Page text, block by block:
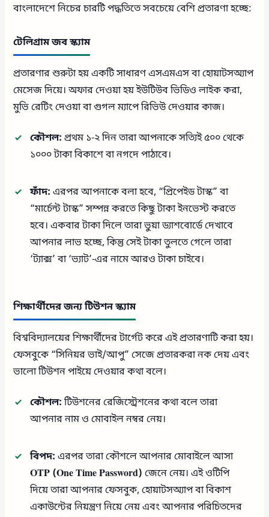
বাংলাদেশে নিচের চারটি পদ্ধতিতে সবচেয়ে বেশি প্রতারণা হচ্ছে:
টেলিগ্রাম জব স্ক্যাম
প্রতারণার শুরুটা হয় একটি সাধারণ এসএমএস বা হোয়াটসঅ্যাপ
মেসেজ দিয়ে। অফার দেওয়া হয় ইউটিউব ভিডিও লাইক করা,
মুভি রেটিং দেওয়া বা গুগল ম্যাপে রিভিউ দেওয়ার কাজ।
কৌশল: প্রথম ১-২ দিন তারা আপনাকে সত্যিই ৫০০ থেকে
১০০০ টাকা বিকাশে বা নগদে পাঠাবে।
ফাঁদ: এরপর আপনাকে বলা হবে, “প্রিপেইড টাস্ক” বা
“মার্চেন্ট টাস্ক” সম্পন্ন করতে কিছু টাকা ইনভেস্ট করতে
হবে। একবার টাকা দিলে তারা ভুয়া ড্যাশবোর্ডে দেখাবে
আপনার লাভ হচ্ছে, কিন্তু সেই টাকা তুলতে গেলে তারা
‘ট্যাক্স’ বা ‘ভ্যাট’-এর নামে আরও টাকা চাইবে।
শিক্ষার্থীদের জন্য টিউশন স্ক্যাম
বিশ্ববিদ্যালয়ের শিক্ষার্থীদের টার্গেট করে এই প্রতারণাটি করা হয়।
ফেসবুকে “সিনিয়র ভাই/আপু” সেজে প্রতারকরা নক দেয় এবং
ভালো টিউশন পাইয়ে দেওয়ার কথা বলে।
কৌশল:টিউশনের রেজিস্ট্রেশনের কথা বলে তারা
আপনার নাম ও মোবাইল নম্বর নেয়।
বিপদ: এরপর তারা কৌশলে আপনার মোবাইলে আসা
OTP (One Time Password) জেনে নেয়। এই ওটিপি
দিয়ে তারা আপনার ফেসবুক, হোয়াটসঅ্যাপ বা বিকাশ
একাউন্টের নিয়ন্ত্রণ নিয়ে নেয় এবং আপনার পরিচিতদের